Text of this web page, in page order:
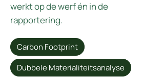
werkt op de werf én in de
rapportering.
Carbon Footprint
Dubbele Materialiteitsanalyse